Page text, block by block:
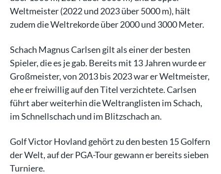
Weltmeister (2022 und 2023 über 5000 m), hält
zudem die Weltrekorde über 2000 und 3000 Meter.
Schach Magnus Carlsen gilt als einer der besten
Spieler, die es je gab. Bereits mit 13 Jahren wurde er
Großmeister, von 2013 bis 2023 war er Weltmeister,
ehe er freiwillig auf den Titel verzichtete. Carlsen
führt aber weiterhin die Weltranglisten im Schach,
im Schnellschach und im Blitzschach an.
Golf Victor Hovland gehört zu den besten 15 Golfern
der Welt, auf der PGA-Tour gewann er bereits sieben
Turniere.